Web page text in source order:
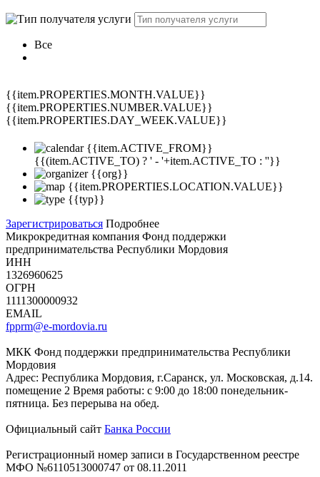
Все
{{item.PROPERTIES.MONTH.VALUE}}
{{item.PROPERTIES.NUMBER.VALUE}}
{{item.PROPERTIES.DAY_WEEK.VALUE}}
{{item.ACTIVE_FROM}}
{{(item.ACTIVE_TO) ? ' - '+item.ACTIVE_TO : ''}}
{{org}}
{{item.PROPERTIES.LOCATION.VALUE}}
{{typ}}
Зарегистрироваться Подробнее
Микрокредитная компания Фонд поддержки
предпринимательства Республики Мордовия
ИНН
1326960625
ОГРН
1111300000932
EMAIL
fpprm@e-mordovia.ru
МКК Фонд поддержки предпринимательства Республики
Мордовия
Адрес: Республика Мордовия, г.Саранск, ул. Московская, д.14.
помещение 2 Время работы: с 9:00 до 18:00 понедельник-
пятница. Без перерыва на обед.
Официальный сайт Банка России
Регистрационный номер записи в Государственном реестре
МФО №6110513000747 от 08.11.2011